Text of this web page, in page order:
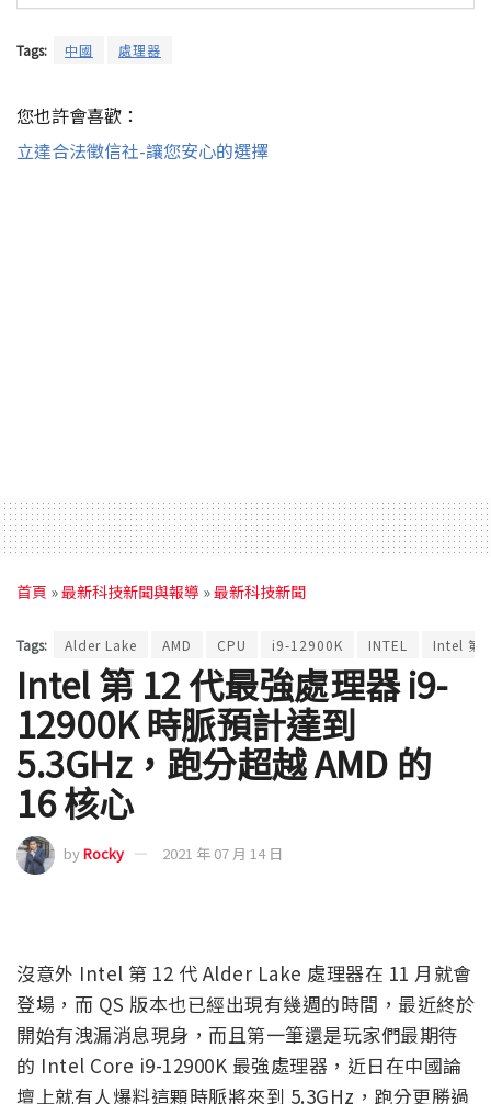
Tags: 中國 處理器
您也許會喜歡：
立達合法徵信社-讓您安心的選擇
首頁 »最新科技新聞與報導 »最新科技新聞
Tags: Alder Lake AMD CPU i9-12900K INTEL Intel 第
Intel 第 12 代最強處理器 i9-
12900K 時脈預計達到
5.3GHz，跑分超越 AMD 的
16 核心
byRocky 2021 年 07 月 14 日
沒意外 Intel 第 12 代 Alder Lake 處理器在 11 月就會
登場，而 QS 版本也已經出現有幾週的時間，最近終於
開始有洩漏消息現身，而且第一筆還是玩家們最期待
的 Intel Core i9-12900K 最強處理器，近日在中國論
壇上就有人爆料這顆時脈將來到 5.3GHz，跑分更勝過